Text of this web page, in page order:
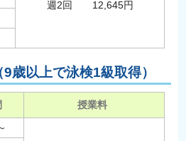
週2回 12,645円
歳以上で泳検1級取得）
授業料